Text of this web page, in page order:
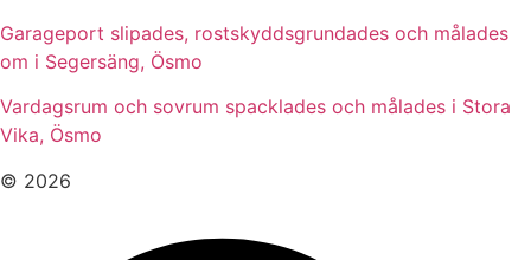
Garageport slipades, rostskyddsgrundades och målades
om i Segersäng, Ösmo
Vardagsrum och sovrum spacklades och målades i Stora
Vika, Ösmo
© 2026